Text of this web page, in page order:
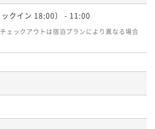
ックイン 18:00） - 11:00
ェックアウトは宿泊プランにより異なる場合